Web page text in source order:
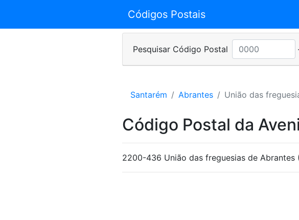
Códigos Postais
Pesquisar Código Postal
Santarém Abrantes União das
Código Postal da
2200-436 União das freguesias de